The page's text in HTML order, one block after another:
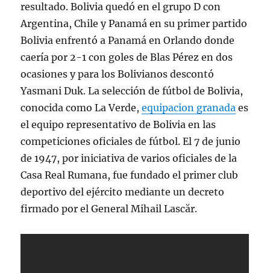
resultado. Bolivia quedó en el grupo D con
Argentina, Chile y Panamá en su primer partido
Bolivia enfrentó a Panamá en Orlando donde
caería por 2-1 con goles de Blas Pérez en dos
ocasiones y para los Bolivianos descontó
Yasmani Duk. La selección de fútbol de Bolivia,
conocida como La Verde,equipacion granada es
el equipo representativo de Bolivia en las
competiciones oficiales de fútbol. El 7 de junio
de 1947, por iniciativa de varios oficiales de la
Casa Real Rumana, fue fundado el primer club
deportivo del ejército mediante un decreto
firmado por el General Mihail Lascăr.